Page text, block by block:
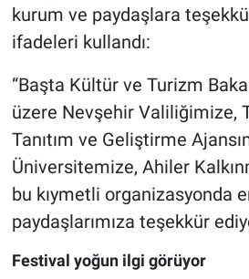
kurum ve paydaşlara
ifadeleri kullandı:
“Başta Kültür ve Turizm
üzere Nevşehir Valiliğimize,
Tanıtım ve Geliştirme
Üniversitemize, Ahiler
bu kıymetli organizasyonda
paydaşlarımıza teşekkür
Festival yoğun ilgi görüyor